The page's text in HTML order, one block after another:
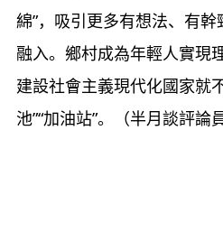
綿”，吸引更多有想法、有
融入。鄉村成為年輕人實現
建設社會主義現代化國家就
池”“加油站”。（半月談評論